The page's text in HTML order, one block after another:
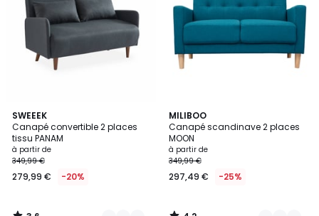
SWEEEK
Canapé convertible 2 places
tissu PANAM
à partir de
349,99 €
279,99 € -20%
3,6
/ 5
3
Couleurs
MILIBOO
Canapé scandinave 2 places
MOON
à partir de
349,99 €
297,49 € -25%
4,2
/ 5
5
Couleurs